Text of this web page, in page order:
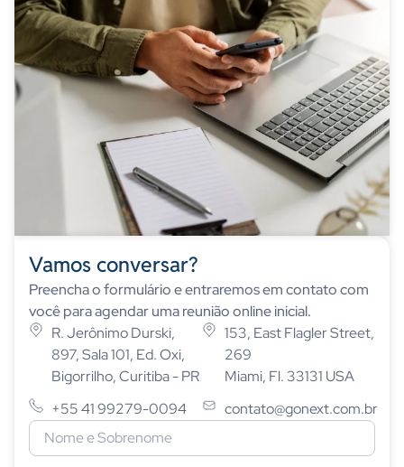
Vamos conversar?
Preencha o formulário e entraremos em contato com
você para agendar uma reunião online inicial.
R. Jerônimo Durski,
897, Sala 101, Ed. Oxi,
Bigorrilho, Curitiba - PR
+55 41 99279-0094
153, East Flagler Street,
269
Miami, Fl. 33131 USA
contato@gonext.com.br